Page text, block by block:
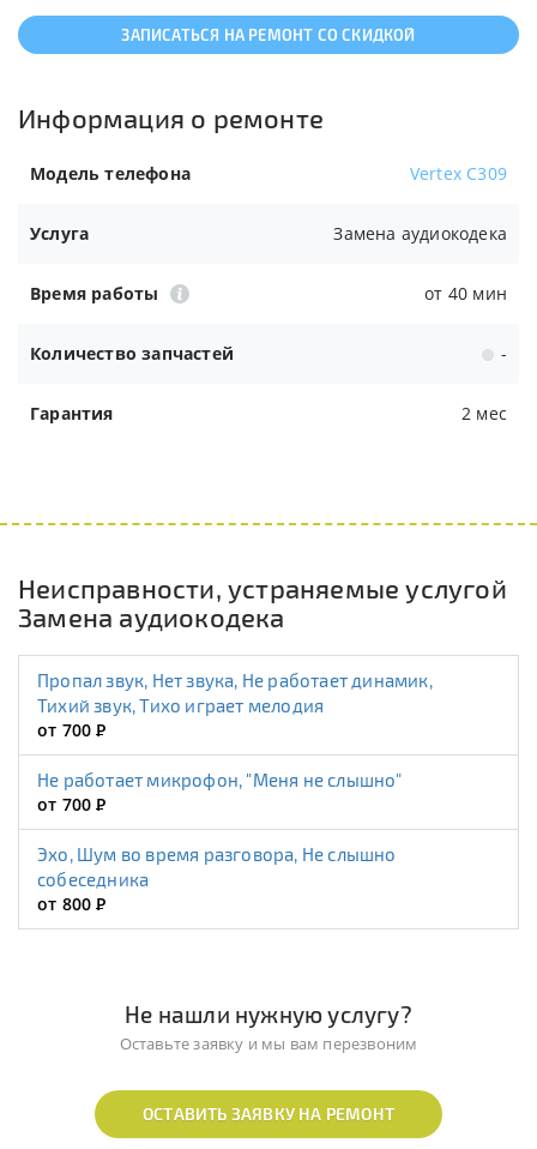
ЗАПИСАТЬСЯ НА РЕМОНТ СО СКИДКОЙ
Информация о ремонте
Модель телефона Vertex C309
Услуга Замена аудиокодека
Время работы от 40 мин
Количество запчастей -
Гарантия 2 мес
Неисправности, устраняемые услугой
Замена аудиокодека
Пропал звук, Нет звука, Не работает динамик,
Тихий звук, Тихо играет мелодия
от 700Р
Не работает микрофон, "Меня не слышно"
от 700Р
Эхо, Шум во время разговора, Не слышно
собеседника
от 800Р
Не нашли нужную услугу?
Оставьте заявку и мы вам перезвоним
ОСТАВИТЬ ЗАЯВКУ НА РЕМОНТ